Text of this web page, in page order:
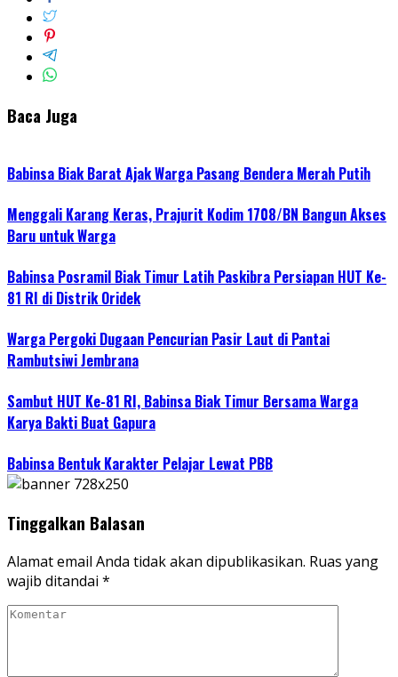
Baca Juga
Babinsa Biak Barat Ajak Warga Pasang Bendera Merah Putih
Menggali Karang Keras, Prajurit Kodim 1708/BN Bangun Akses
Baru untuk Warga
Babinsa Posramil Biak Timur Latih Paskibra Persiapan HUT Ke-
81 RI di Distrik Oridek
Warga Pergoki Dugaan Pencurian Pasir Laut di Pantai
Rambutsiwi Jembrana
Sambut HUT Ke-81 RI, Babinsa Biak Timur Bersama Warga
Karya Bakti Buat Gapura
Babinsa Bentuk Karakter Pelajar Lewat PBB
Tinggalkan Balasan
Alamat email Anda tidak akan dipublikasikan. Ruas yang
wajib ditandai *